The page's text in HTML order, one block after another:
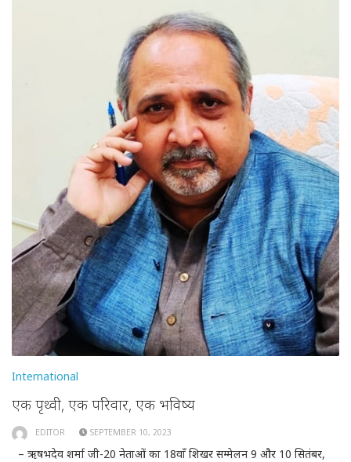
International
एक पृथ्वी, एक परिवार, एक भविष्य
EDITOR SEPTEMBER 10, 2023
– ऋषभदेव शर्मा जी-20 नेताओं का 18वाँ शिखर सम्मेलन 9 और 10 सितंबर,